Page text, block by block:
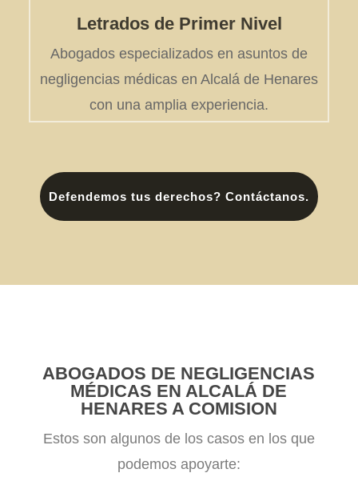
Letrados de Primer Nivel
Abogados especializados en asuntos de
negligencias médicas en Alcalá de Henares
con una amplia experiencia.
Defendemos tus derechos? Contáctanos.
ABOGADOS DE NEGLIGENCIAS
MÉDICAS EN ALCALÁ DE
HENARES A COMISION
Estos son algunos de los casos en los que
podemos apoyarte: